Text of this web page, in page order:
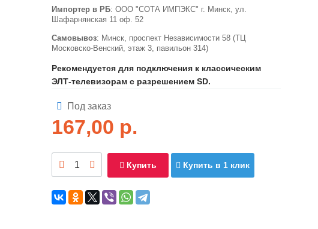
Импортер в РБ: ООО "СОТА ИМПЭКС" г. Минск, ул.
Шафарнянская 11 оф. 52
Самовывоз: Минск, проспект Независимости 58 (ТЦ
Московско-Венский, этаж 3, павильон 314)
Рекомендуется для подключения к классическим
ЭЛТ-телевизорам с разрешением SD.
Под заказ
167,00 р.
Купить Купить в 1 клик